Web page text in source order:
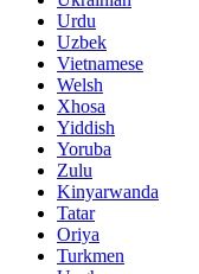
Urdu
Uzbek
Vietnamese
Welsh
Xhosa
Yiddish
Yoruba
Zulu
Kinyarwanda
Tatar
Oriya
Turkmen